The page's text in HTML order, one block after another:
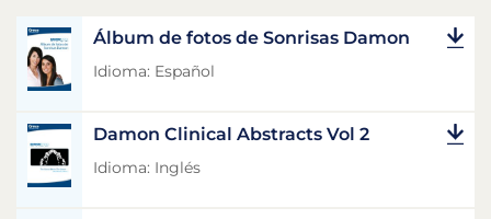
Álbum de fotos de Sonrisas Damon
Idioma: Español
Damon Clinical Abstracts Vol 2
Idioma: Inglés